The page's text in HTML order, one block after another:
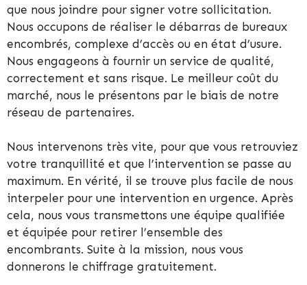
que nous joindre pour signer votre sollicitation.
Nous occupons de réaliser le débarras de bureaux
encombrés, complexe d’accès ou en état d’usure.
Nous engageons à fournir un service de qualité,
correctement et sans risque. Le meilleur coût du
marché, nous le présentons par le biais de notre
réseau de partenaires.
Nous intervenons très vite, pour que vous retrouviez
votre tranquillité et que l’intervention se passe au
maximum. En vérité, il se trouve plus facile de nous
interpeler pour une intervention en urgence. Après
cela, nous vous transmettons une équipe qualifiée
et équipée pour retirer l’ensemble des
encombrants. Suite à la mission, nous vous
donnerons le chiffrage gratuitement.